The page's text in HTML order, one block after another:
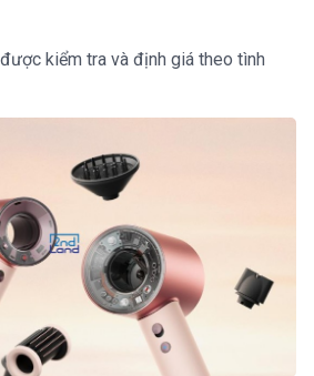
kiểm tra và định giá theo tình